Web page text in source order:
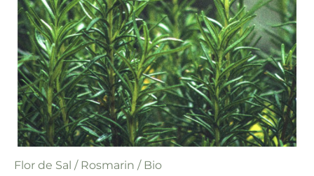
Flor de Sal / Rosmarin / Bio